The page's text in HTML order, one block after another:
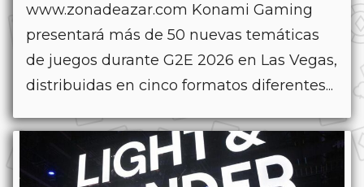
www.zonadeazar.com Konami Gaming
presentará más de 50 nuevas temáticas
de juegos durante G2E 2026 en Las Vegas,
distribuidas en cinco formatos diferentes...